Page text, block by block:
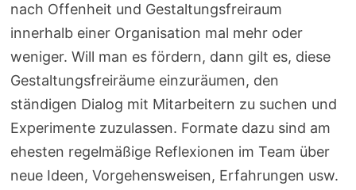
nach Offenheit und Gestaltungsfreiraum
innerhalb einer Organisation mal mehr oder
weniger. Will man es fördern, dann gilt es, diese
Gestaltungsfreiräume einzuräumen, den
ständigen Dialog mit Mitarbeitern zu suchen und
Experimente zuzulassen. Formate dazu sind am
ehesten regelmäßige Reflexionen im Team über
neue Ideen, Vorgehensweisen, Erfahrungen usw.